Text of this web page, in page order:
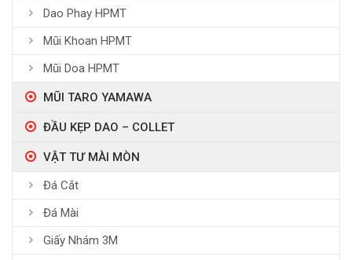
Dao Phay HPMT
Mũi Khoan HPMT
Mũi Doa HPMT
MŨI TARO YAMAWA
ĐẦU KẸP DAO – COLLET
VẬT TƯ MÀI MÒN
Đá Cắt
Đá Mài
Giấy Nhám 3M